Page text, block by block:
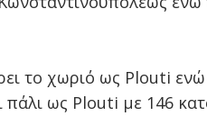
το χωριό ως Plouti
ως Plouti με 146